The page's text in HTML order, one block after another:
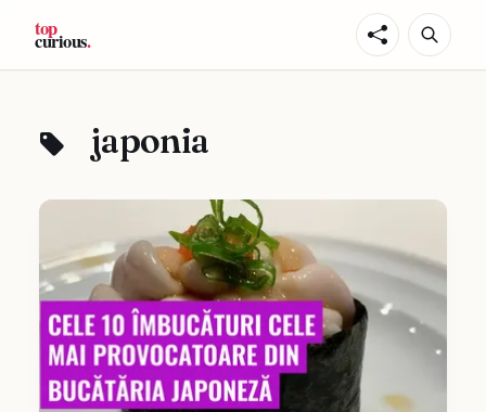
japonia